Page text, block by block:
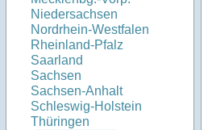
Niedersachsen
Nordrhein-Westfalen
Rheinland-Pfalz
Saarland
Sachsen
Sachsen-Anhalt
Schleswig-Holstein
Thüringen